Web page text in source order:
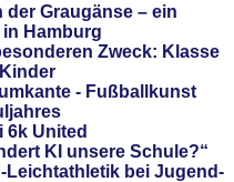
der Graugänse – ein
Hamburg
Zweck: Klasse
- Fußballkunst
6k United
KI unsere Schule?“
Leichtathletik bei Jugend-